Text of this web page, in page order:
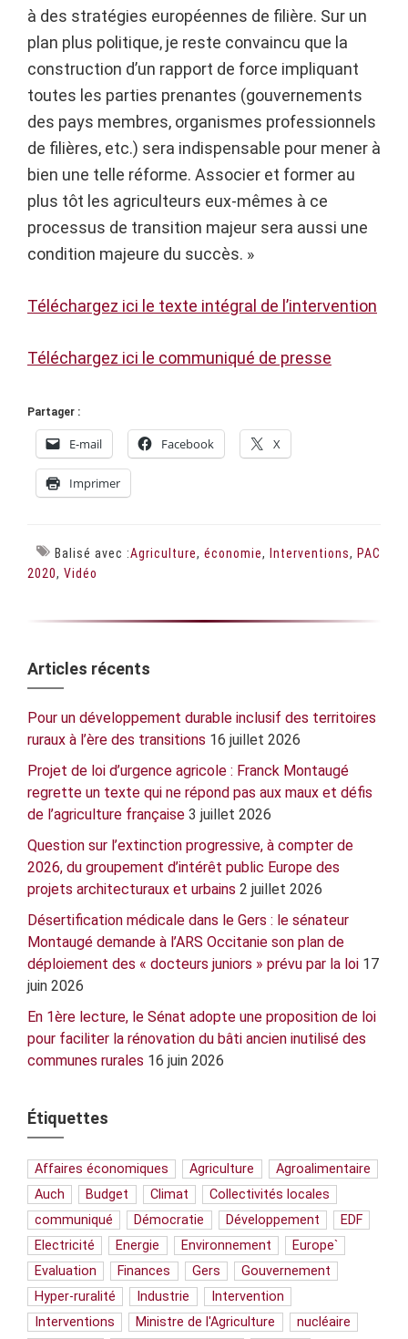
à des stratégies européennes de filière. Sur un
plan plus politique, je reste convaincu que la
construction d’un rapport de force impliquant
toutes les parties prenantes (gouvernements
des pays membres, organismes professionnels
de filières, etc.) sera indispensable pour mener à
bien une telle réforme. Associer et former au
plus tôt les agriculteurs eux-mêmes à ce
processus de transition majeur sera aussi une
condition majeure du succès. »
Téléchargez ici le texte intégral de l’intervention
Téléchargez ici le communiqué de presse
Partager :
E-mail Facebook X
Imprimer
Balisé avec :Agriculture, économie, Interventions, PAC
2020, Vidéo
Barre
latérale
principale
Articles récents
Pour un développement durable inclusif des territoires
ruraux à l’ère des transitions 16 juillet 2026
Projet de loi d’urgence agricole : Franck Montaugé
regrette un texte qui ne répond pas aux maux et défis
de l’agriculture française 3 juillet 2026
Question sur l’extinction progressive, à compter de
2026, du groupement d’intérêt public Europe des
projets architecturaux et urbains 2 juillet 2026
Désertification médicale dans le Gers : le sénateur
Montaugé demande à l’ARS Occitanie son plan de
déploiement des « docteurs juniors » prévu par la loi 17
juin 2026
En 1ère lecture, le Sénat adopte une proposition de loi
pour faciliter la rénovation du bâti ancien inutilisé des
communes rurales 16 juin 2026
Étiquettes
Affaires économiques Agriculture
Agroalimentaire
Auch
Budget Climat
Collectivités locales
communiqué
Démocratie Développement
EDF
Electricité
Energie Environnement
Europe`
Evaluation
Finances Gers
Gouvernement
Hyper-ruralité
Industrie
Intervention
Interventions
Ministre de l'Agriculture
nucléaire